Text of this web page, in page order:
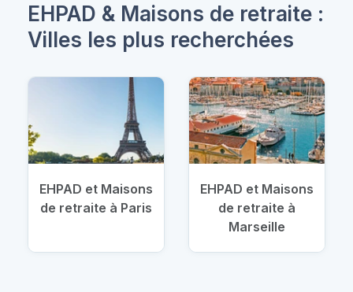
EHPAD & Maisons de retraite :
Villes les plus recherchées
EHPAD et Maisons
de retraite à Paris
EHPAD et Maisons
de retraite à
Marseille